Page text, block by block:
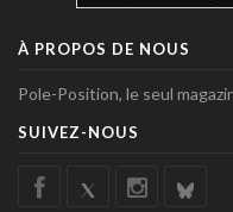
À PROPOS DE NOUS
Pole-Position, le seul
SUIVEZ-NOUS